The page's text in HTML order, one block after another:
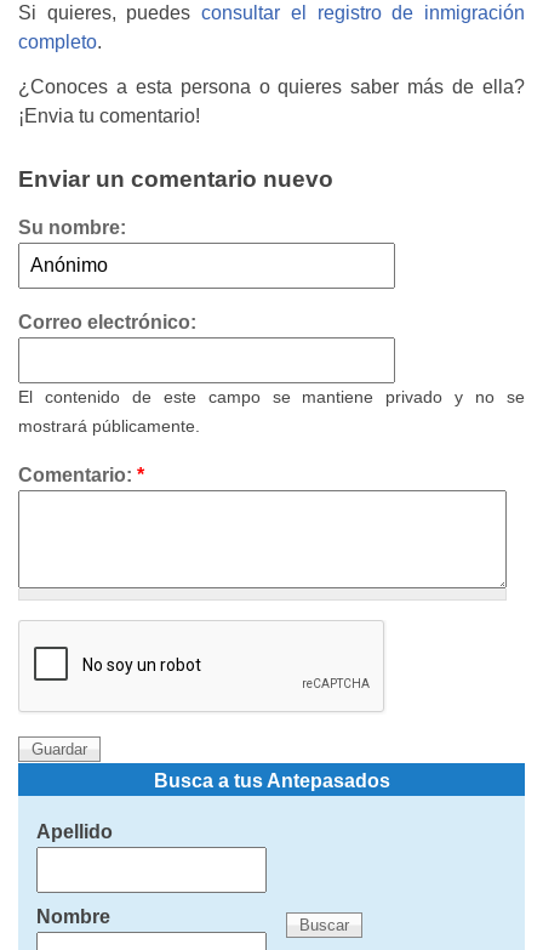
Si quieres, puedesconsultar el registro de inmigración
completo.
¿Conoces a esta persona o quieres saber más de ella?
¡Envia tu comentario!
Enviar un comentario nuevo
Su nombre:
Correo electrónico:
El contenido de este campo se mantiene privado y no se
mostrará públicamente.
Comentario: *
Busca a tus Antepasados
Apellido
Nombre